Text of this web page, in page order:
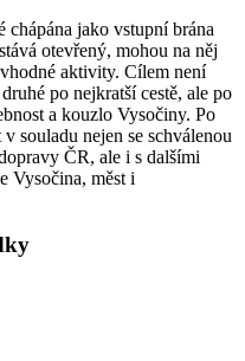
chápána jako vstupní brána
otevřený, mohou na něj
aktivity. Cílem není
po nejkratší cestě, ale po
a kouzlo Vysočiny. Po
souladu nejen se schválenou
ČR, ale i s dalšími
Vysočina, měst i